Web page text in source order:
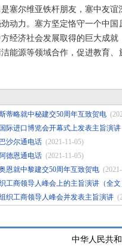
塞尔维亚铁杆朋友，塞中友
动力。塞方坚定恪守一个中
经济社会发展取得的巨大成
能源等领域合作，促进教育
蒂略就中秘建交50周年互致贺电
际进口博览会开幕式上发表主旨演讲
沙尔通电话 (2021-11-05)
德恩通电话 (2021-11-05)
恩就中黎建交50周年互致贺电
工商领导人峰会上的主旨演讲（全文
织工商领导人峰会并发表主旨演讲
中华人民共